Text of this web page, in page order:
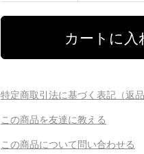
特定商取引法に基づく表記（返品
この商品を友達に教える
この商品について問い合わせる